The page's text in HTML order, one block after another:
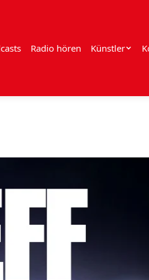
Radio hören Künstler